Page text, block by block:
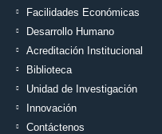
Facilidades Económicas
Desarrollo Humano
Acreditación Institucional
Biblioteca
Unidad de Investigación
Innovación
Contáctenos